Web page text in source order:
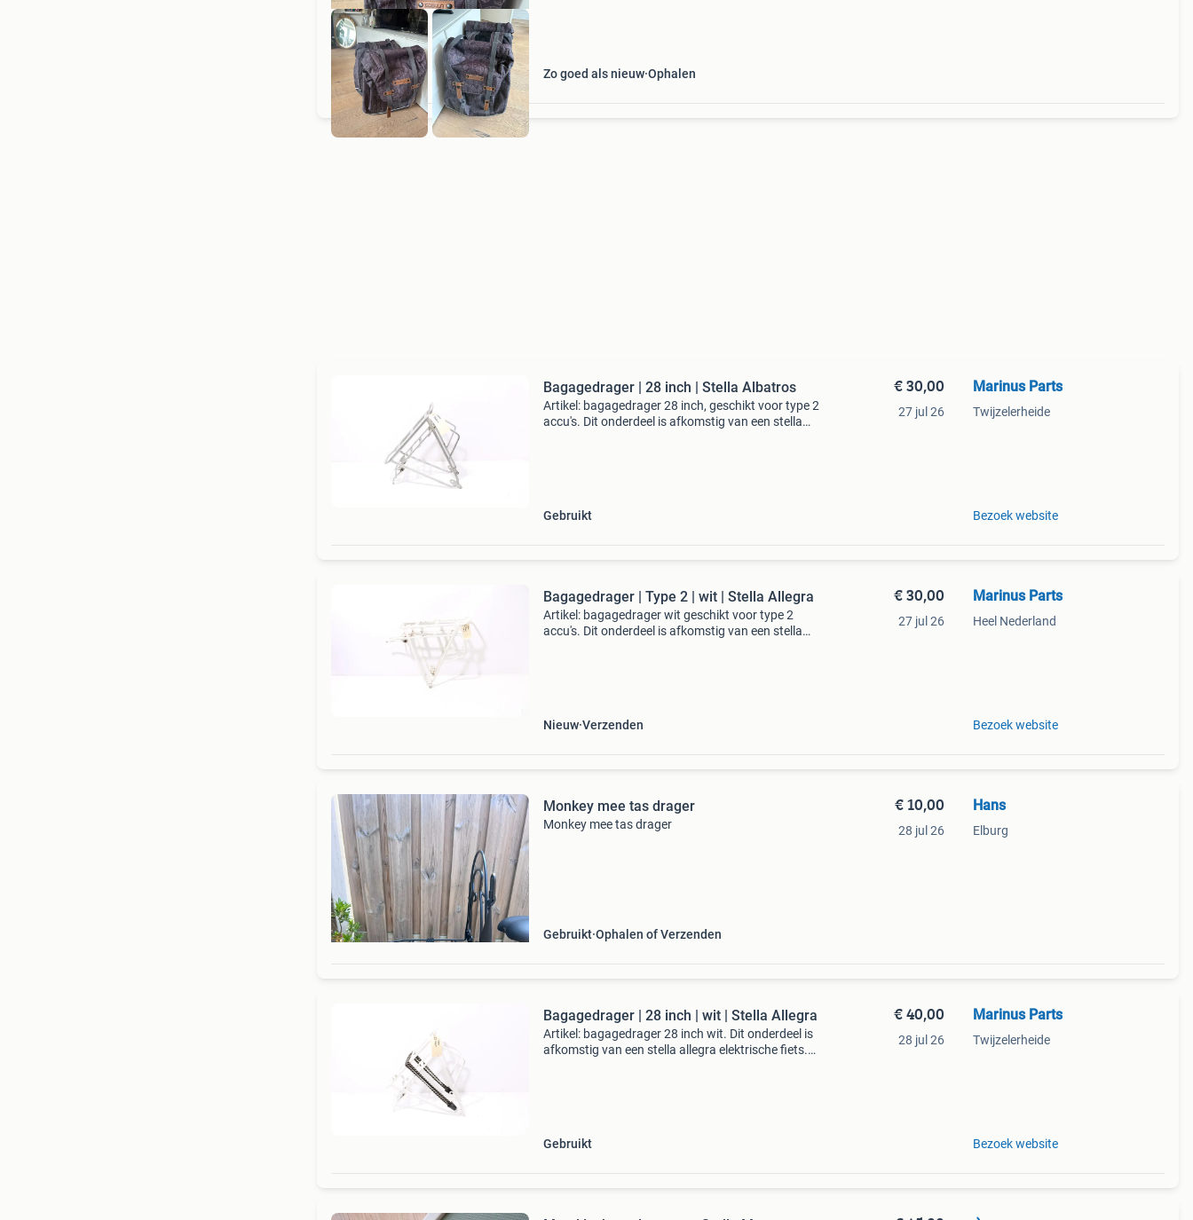
Zo goed als nieuw Ophalen
Bagagedrager | 28 inch | Stella Albatros
Artikel: bagagedrager 28 inch, geschikt voor type 2
accu's. Dit onderdeel is afkomstig van een stella
Gebruikt
€ 30,00
27 jul 26
Marinus Parts
Twijzelerheide
Bezoek website
Bagagedrager | Type 2 | wit | Stella Allegra
Artikel: bagagedrager wit geschikt voor type 2
accu's. Dit onderdeel is afkomstig van een stella
Nieuw Verzenden
€ 30,00
27 jul 26
Marinus Parts
Heel Nederland
Bezoek website
Monkey mee tas drager
Monkey mee tas drager
Gebruikt Ophalen of Verzenden
€ 10,00
28 jul 26
Hans
Elburg
Bagagedrager | 28 inch | wit | Stella Allegra
Artikel: bagagedrager 28 inch wit. Dit onderdeel is
afkomstig van een stella allegra elektrische fiets.
Gebruikt
€ 40,00
28 jul 26
Marinus Parts
Twijzelerheide
Bezoek website